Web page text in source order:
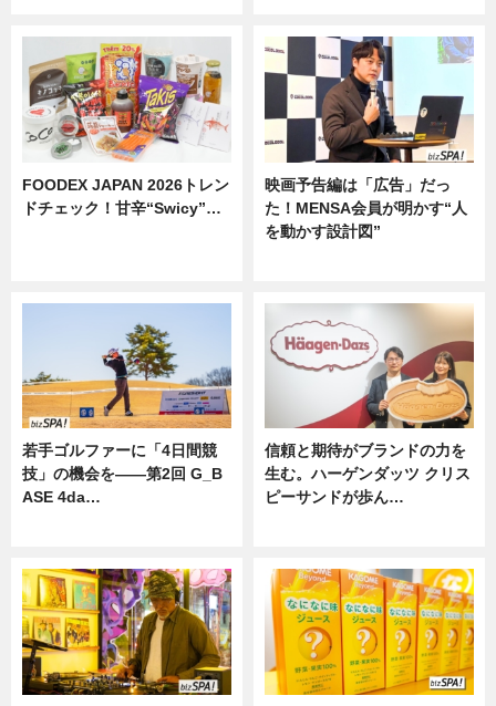
FOODEX JAPAN 2026トレン
ドチェック！甘辛“Swicy”…
映画予告編は「広告」だっ
た！MENSA会員が明かす“人
を動かす設計図”
若手ゴルファーに「4日間競
技」の機会を——第2回 G_B
ASE 4da…
信頼と期待がブランドの力を
生む。ハーゲンダッツ クリス
ピーサンドが歩ん…